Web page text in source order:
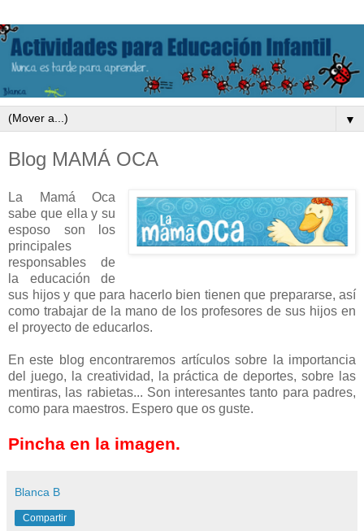
▼
Blog MAMÁ OCA
La Mamá Oca
sabe que ella y su
esposo son los
principales
responsables de
la educación de
sus hijos y que para hacerlo bien tienen que prepararse, así
como trabajar de la mano de los profesores de sus hijos en
el proyecto de educarlos.
En este blog encontraremos artículos sobre la importancia
del juego, la creatividad, la práctica de deportes, sobre las
mentiras, las rabietas... Son interesantes tanto para padres,
como para maestros. Espero que os guste.
Pincha en la imagen.
Blanca B
Compartir